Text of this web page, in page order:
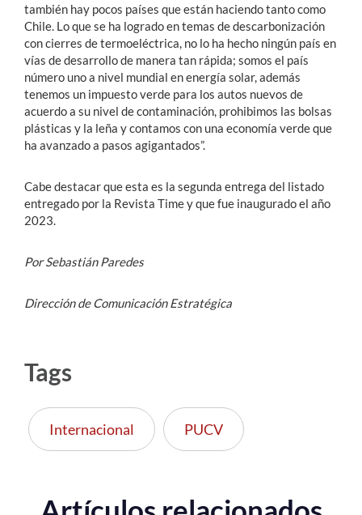
también hay pocos países que están haciendo tanto como
Chile. Lo que se ha logrado en temas de descarbonización
con cierres de termoeléctrica, no lo ha hecho ningún país en
vías de desarrollo de manera tan rápida; somos el país
número uno a nivel mundial en energía solar, además
tenemos un impuesto verde para los autos nuevos de
acuerdo a su nivel de contaminación, prohibimos las bolsas
plásticas y la leña y contamos con una economía verde que
ha avanzado a pasos agigantados”.
Cabe destacar que esta es la segunda entrega del listado
entregado por la Revista Time y que fue inaugurado el año
2023.
Por Sebastián Paredes
Dirección de Comunicación Estratégica
Tags
Internacional PUCV